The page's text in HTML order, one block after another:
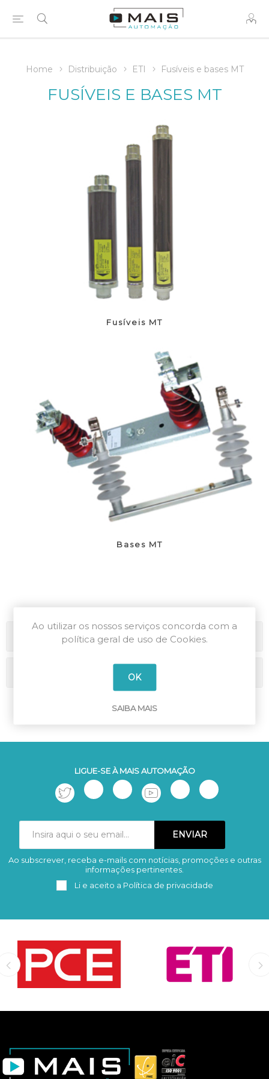
Home Distribuição ETI Fusíveis e bases MT
FUSÍVEIS E BASES MT
Fusíveis MT
Bases MT
Categorias
LIGUE-SE À MAIS AUTOMAÇÃO
Subscrever Remover
Ao subscrever, receba e-mails com notícias, promoções e outras
informações pertinentes.
Li e aceito a Política de privacidade
Ao utilizar os nossos serviços concorda com a
política geral de uso de Cookies.
OK
SAIBA MAIS